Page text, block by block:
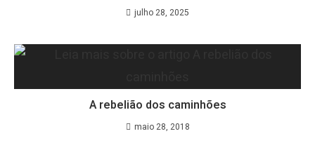
julho 28, 2025
A rebelião dos caminhões
maio 28, 2018